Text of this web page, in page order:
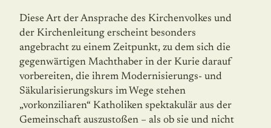
Diese Art der Ansprache des Kirchenvolkes und
der Kirchenleitung erscheint besonders
angebracht zu einem Zeitpunkt, zu dem sich die
gegenwärtigen Machthaber in der Kurie darauf
vorbereiten, die ihrem Modernisierungs- und
Säkularisierungskurs im Wege stehen
„vorkonziliaren“ Katholiken spektakulär aus der
Gemeinschaft auszustoßen – als ob sie und nicht